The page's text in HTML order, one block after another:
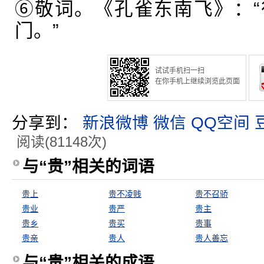
⑥敬词。《孔雀东南飞》：
门。”
试试手机扫一扫
在你手机上继续浏览此页面
分享到： 新浪微博 微信 QQ空间
阅读(81148次)
与“贵”相关的词语
贵上 贵不凌贱
贵不召骄
贵业
贵严
贵主
贵乡
贵买
贵事
贵亲
贵人 贵人善忘